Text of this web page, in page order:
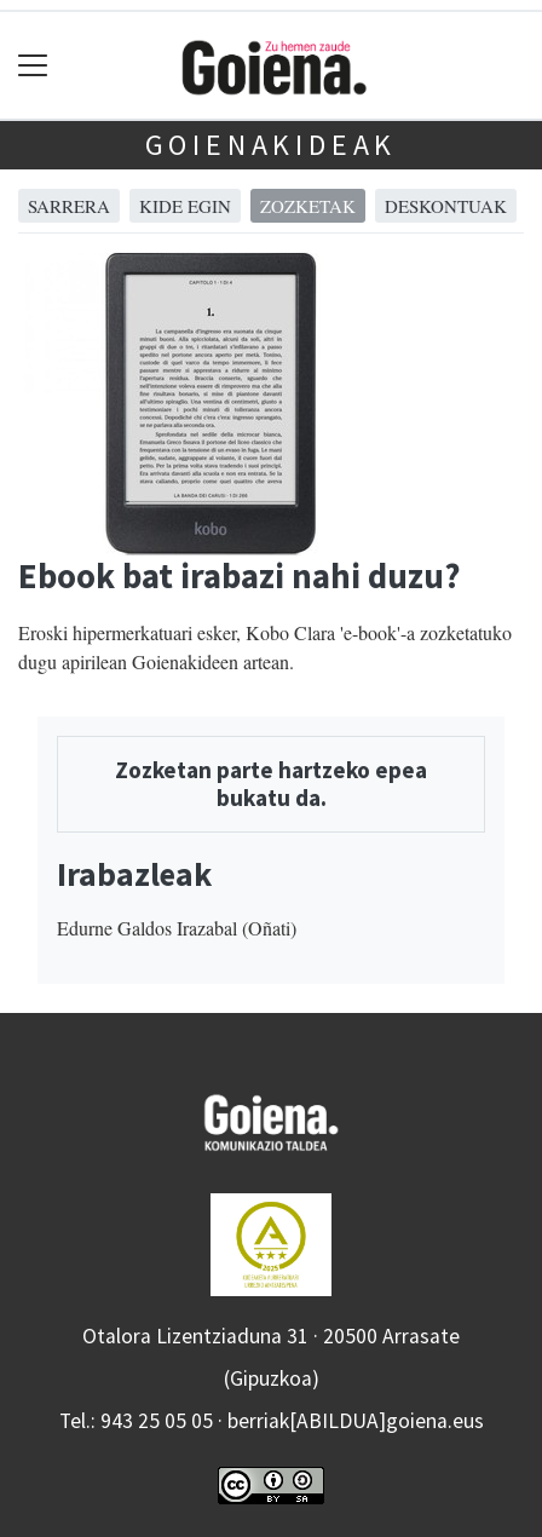
GOIENAKIDEAK
SARRERA KIDE EGIN ZOZKETAK DESKONTUAK
Ebook bat irabazi nahi duzu?
Eroski hipermerkatuari esker, Kobo Clara 'e-book'-a zozketatuko
dugu apirilean Goienakideen artean.
Zozketan parte hartzeko epea
bukatu da.
Irabazleak
Edurne Galdos Irazabal (Oñati)
Otalora Lizentziaduna 31 · 20500 Arrasate
(Gipuzkoa)
Tel.: 943 25 05 05 · berriak[ABILDUA]goiena.eus